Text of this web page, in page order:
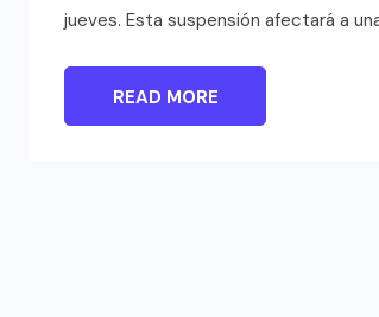
jueves. Esta suspensión afectará a
READ MORE